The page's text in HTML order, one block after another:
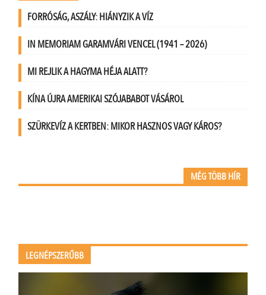
FORRÓSÁG, ASZÁLY: HIÁNYZIK A VÍZ
IN MEMORIAM GARAMVÁRI VENCEL (1941 – 2026)
MI REJLIK A HAGYMA HÉJA ALATT?
KÍNA ÚJRA AMERIKAI SZÓJABABOT VÁSÁROL
SZÜRKEVÍZ A KERTBEN: MIKOR HASZNOS VAGY KÁROS?
MÉG TÖBB HÍR
LEGNÉPSZERŰBB